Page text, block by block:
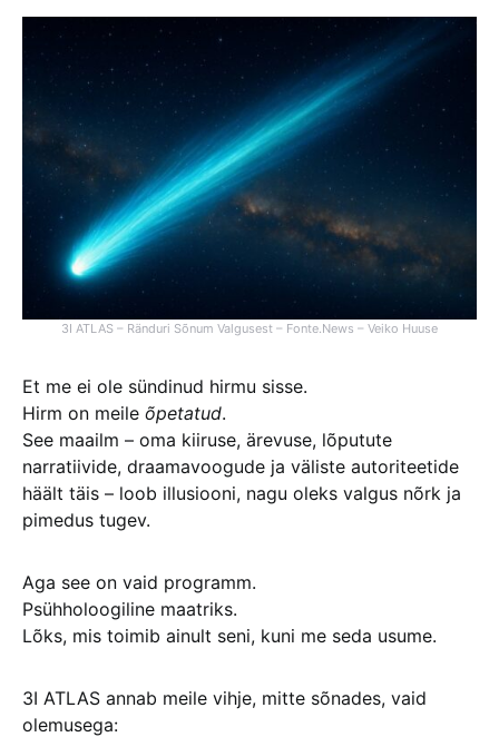
3I ATLAS – Ränduri Sõnum Valgusest – Fonte.News – Veiko Huuse
Et me ei ole sündinud hirmu sisse.
Hirm on meile õpetatud.
See maailm – oma kiiruse, ärevuse, lõputute
narratiivide, draamavoogude ja väliste autoriteetide
häält täis – loob illusiooni, nagu oleks valgus nõrk ja
pimedus tugev.
Aga see on vaid programm.
Psühholoogiline maatriks.
Lõks, mis toimib ainult seni, kuni me seda usume.
3I ATLAS annab meile vihje, mitte sõnades, vaid
olemusega: